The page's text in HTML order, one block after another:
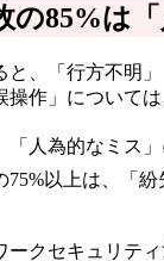
の85%は
、「行方不明
作」について
人為的なミス
以上は、「
クセキュリティ